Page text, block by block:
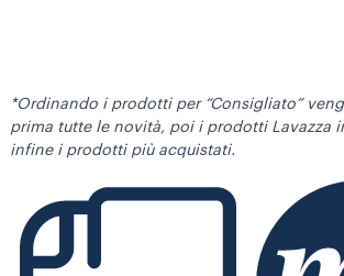
*Ordinando i prodotti per “Consigliato”
prima tutte le novità, poi i prodotti Lavazza
infine i prodotti più acquistati.